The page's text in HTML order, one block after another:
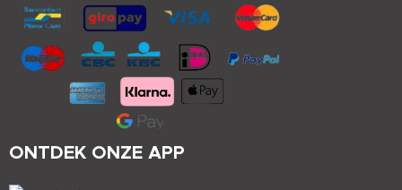
ONTDEK ONZE APP